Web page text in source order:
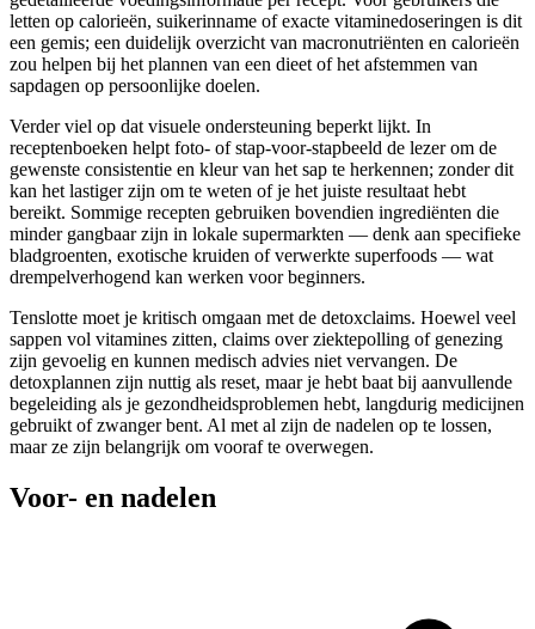
letten op calorieën, suikerinname of exacte vitaminedoseringen is dit
een gemis; een duidelijk overzicht van macronutriënten en calorieën
zou helpen bij het plannen van een dieet of het afstemmen van
sapdagen op persoonlijke doelen.
Verder viel op dat visuele ondersteuning beperkt lijkt. In
receptenboeken helpt foto- of stap-voor-stapbeeld de lezer om de
gewenste consistentie en kleur van het sap te herkennen; zonder dit
kan het lastiger zijn om te weten of je het juiste resultaat hebt
bereikt. Sommige recepten gebruiken bovendien ingrediënten die
minder gangbaar zijn in lokale supermarkten — denk aan specifieke
bladgroenten, exotische kruiden of verwerkte superfoods — wat
drempelverhogend kan werken voor beginners.
Tenslotte moet je kritisch omgaan met de detoxclaims. Hoewel veel
sappen vol vitamines zitten, claims over ziektepolling of genezing
zijn gevoelig en kunnen medisch advies niet vervangen. De
detoxplannen zijn nuttig als reset, maar je hebt baat bij aanvullende
begeleiding als je gezondheidsproblemen hebt, langdurig medicijnen
gebruikt of zwanger bent. Al met al zijn de nadelen op te lossen,
maar ze zijn belangrijk om vooraf te overwegen.
Voor- en nadelen